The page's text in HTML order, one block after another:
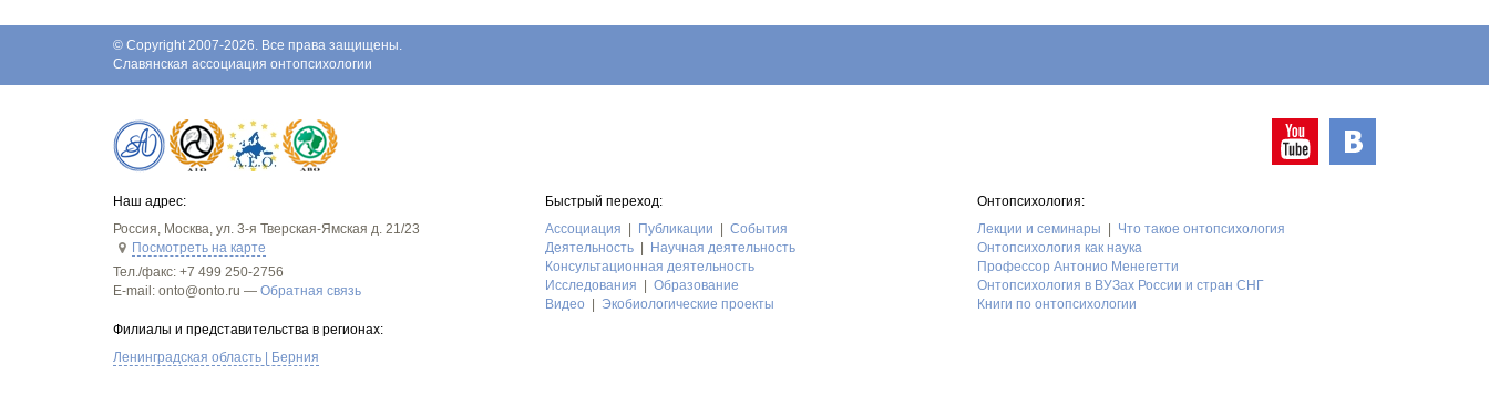
© Copyright 2007-2026. Все права защищены.
Славянская ассоциация онтопсихологии
Наш адрес:
Россия, Москва, ул. 3-я Тверская-Ямская д. 21/23
Посмотреть на карте
Тел./факс: +7 499 250-2756
E-mail: onto@onto.ru — Обратная связь
Филиалы и представительства в регионах:
Ленинградская область | Берния
Быстрый переход:
Асcоциация
Публикации
События
Деятельность
Научная деятельность
Консультационная деятельность
Исследования
Образование
Видео
Экобиологические проекты
Онтопсихология:
Лекции и семинары
Что такое онтопсихология
Онтопсихология как наука
Профессор Антонио Менегетти
Онтопсихология в ВУЗах России и стран СНГ
Книги по онтопсихологии